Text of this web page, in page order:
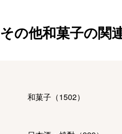
その他和菓子の関
和菓子 （1502）